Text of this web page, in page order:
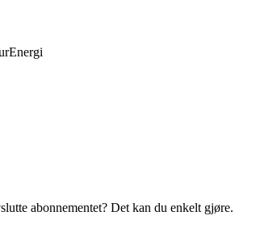
Energi
abonnementet? Det kan du enkelt gjøre.